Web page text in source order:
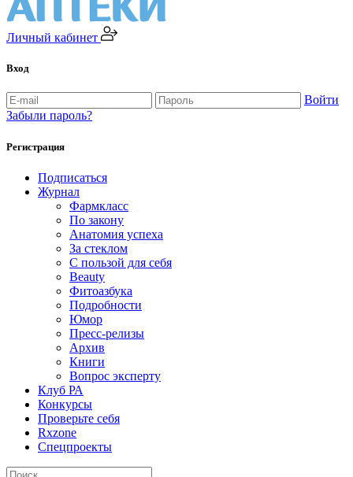
Личный кабинет
Вход
Войти
Забыли пароль?
Регистрация
Подписаться
Журнал
Фармкласс
По закону
Анатомия успеха
За стеклом
С пользой для себя
Beauty
Фитоазбука
Подробности
Юмор
Пресс-релизы
Архив
Книги
Вопрос эксперту
Клуб РА
Конкурсы
Проверьте себя
Rxzone
Спецпроекты